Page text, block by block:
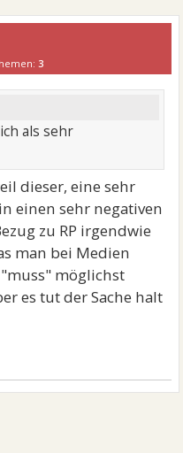
3
als sehr
dieser, eine sehr
einen sehr negativen
zu RP irgendwie
man bei Medien
möglichst
es tut der Sache halt